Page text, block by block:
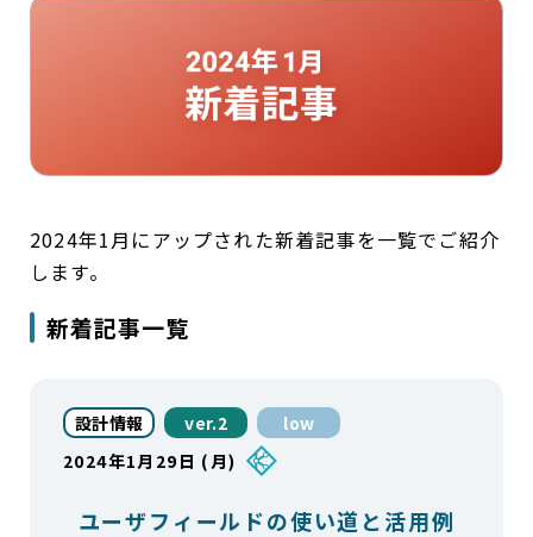
2024年1月にアップされた新着記事を一覧でご紹介
します。
新着記事一覧
設計情報 ver.2
low
2024年1月29日 (月)
ユーザフィールドの使い道と活用例